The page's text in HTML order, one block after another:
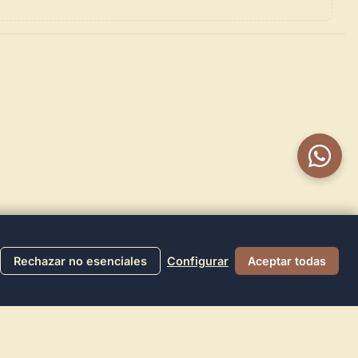
Rechazar no esenciales Configurar Aceptar todas